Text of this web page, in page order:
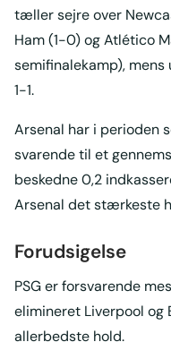
tæller sejre over
Ham (1-0) og Atlético
semifinalekamp),
1-1.
Arsenal har i perioden
svarende til et
beskedne 0,2
Arsenal det stærkeste
Forudsigelse
PSG er forsvarende
elimineret Liverpool og
allerbedste hold.